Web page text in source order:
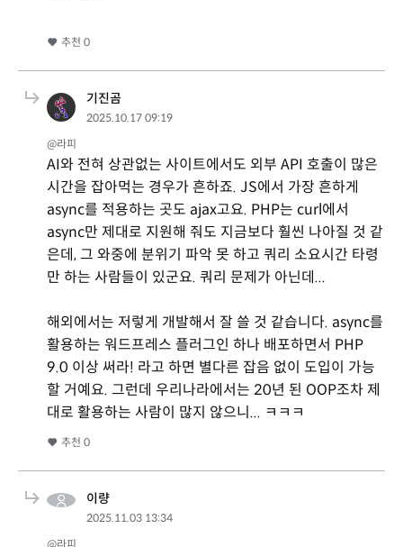
추천 0
기진곰
2025.10.17 09:19
@라피
AI와 전혀 상관없는 사이트에서도 외부 API 호출이 많은
시간을 잡아먹는 경우가 흔하죠. JS에서 가장 흔하게
async를 적용하는 곳도 ajax고요. PHP는 curl에서
async만 제대로 지원해 줘도 지금보다 훨씬 나아질 것 같
은데, 그 와중에 분위기 파악 못 하고 쿼리 소요시간 타령
만 하는 사람들이 있군요. 쿼리 문제가 아닌데...
해외에서는 저렇게 개발해서 잘 쓸 것 같습니다. async를
활용하는 워드프레스 플러그인 하나 배포하면서 PHP
9.0 이상 써라! 라고 하면 별다른 잡음 없이 도입이 가능
할 거예요. 그런데 우리나라에서는 20년 된 OOP조차 제
대로 활용하는 사람이 많지 않으니... ㅋㅋㅋ
추천 0
이량
2025.11.03 13:34
@라피